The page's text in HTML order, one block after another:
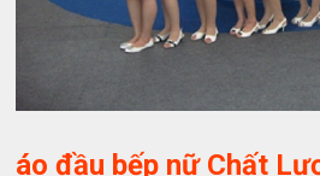
áo đầu bếp nữ Chất